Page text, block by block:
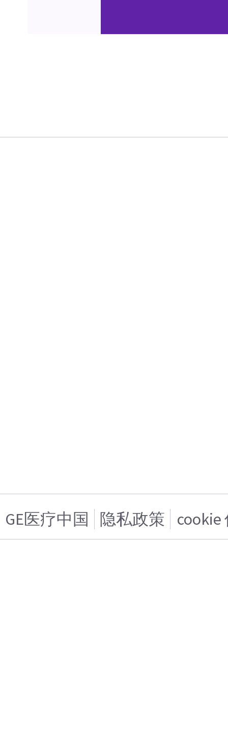
GE医疗中国 隐私政策 cookie